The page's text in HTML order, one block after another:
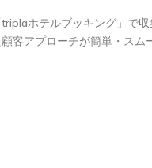
ホテルブッキング」で
客アプローチが簡単・スム